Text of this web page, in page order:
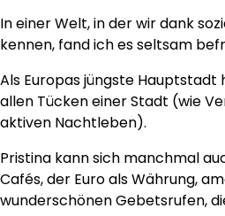
In einer Welt, in der wir dank
kennen, fand ich es seltsam
Als Europas jüngste
allen Tücken einer Stadt (wie
aktiven Nachtleben).
Pristina kann sich manchmal
Cafés, der Euro als Währung,
wunderschönen Gebetsrufen,